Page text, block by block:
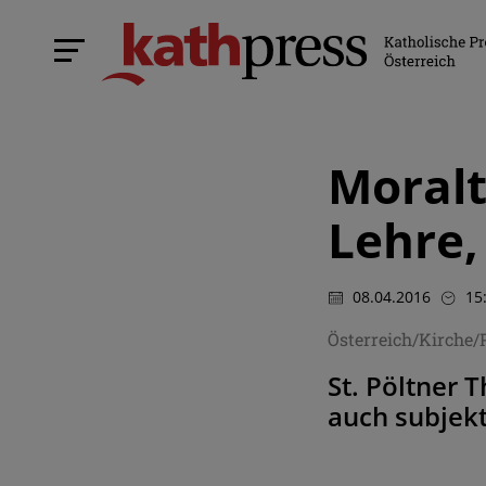
08.04.2016
Österreich/Kirche/
St. Pöltner
auch